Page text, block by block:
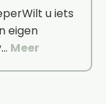
u iets
eigen
Meer